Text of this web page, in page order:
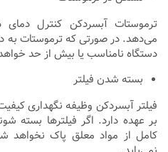
ترموستات آبسردکن کنترل دمای
می‌دهد. در صورتی که ترموستات به
دستگاه نامناسب یا بیش از حد خواهد
بسته شدن فیلتر
فیلتر آبسردکن وظیفه نگهداری
بر عهده دارد. اگر فیلترها بسته
کامل از مواد معلق پاک نخواهد